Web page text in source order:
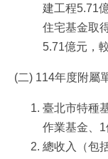
建工程5.71
住宅基金取
5.71億元，
(二) 114年度附屬
臺北市特種
作業基金、1
總收入（包